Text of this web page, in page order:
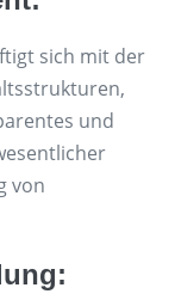
sich mit der
und
von